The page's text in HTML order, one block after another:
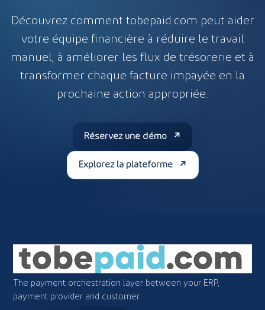
Découvrez comment tobepaid.com peut aider
votre équipe financière à réduire le travail
manuel, à améliorer les flux de trésorerie et à
transformer chaque facture impayée en la
prochaine action appropriée.
Réservez une démo
Explorez la plateforme
The payment orchestration layer between your ERP,
payment provider and customer.